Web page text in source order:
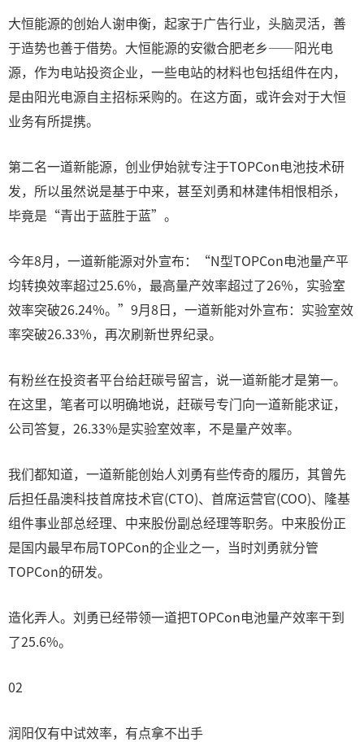
大恒能源的创始人谢申衡，起家于广告行业，头脑灵活，善
于造势也善于借势。大恒能源的安徽合肥老乡——阳光电
源，作为电站投资企业，一些电站的材料也包括组件在内，
是由阳光电源自主招标采购的。在这方面，或许会对于大恒
业务有所提携。
第二名一道新能源，创业伊始就专注于TOPCon电池技术研
发，所以虽然说是基于中来，甚至刘勇和林建伟相恨相杀，
毕竟是“青出于蓝胜于蓝”。
今年8月，一道新能源对外宣布：“N型TOPCon电池量产平
均转换效率超过25.6%，最高量产效率超过了26%，实验室
效率突破26.24%。”9月8日，一道新能对外宣布：实验室效
率突破26.33%，再次刷新世界纪录。
有粉丝在投资者平台给赶碳号留言，说一道新能才是第一。
在这里，笔者可以明确地说，赶碳号专门向一道新能求证，
公司答复，26.33%是实验室效率，不是量产效率。
我们都知道，一道新能创始人刘勇有些传奇的履历，其曾先
后担任晶澳科技首席技术官(CTO)、首席运营官(COO)、隆基
组件事业部总经理、中来股份副总经理等职务。中来股份正
是国内最早布局TOPCon的企业之一，当时刘勇就分管
TOPCon的研发。
造化弄人。刘勇已经带领一道把TOPCon电池量产效率干到
了25.6%。
02
润阳仅有中试效率，有点拿不出手